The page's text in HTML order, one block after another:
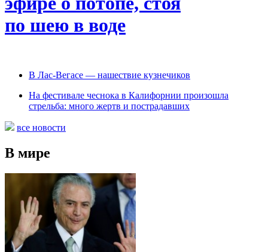
по шею в воде
В Лас-Вегасе — нашествие кузнечиков
На фестивале чеснока в Калифорнии произошла
стрельба: много жертв и пострадавших
все новости
В мире